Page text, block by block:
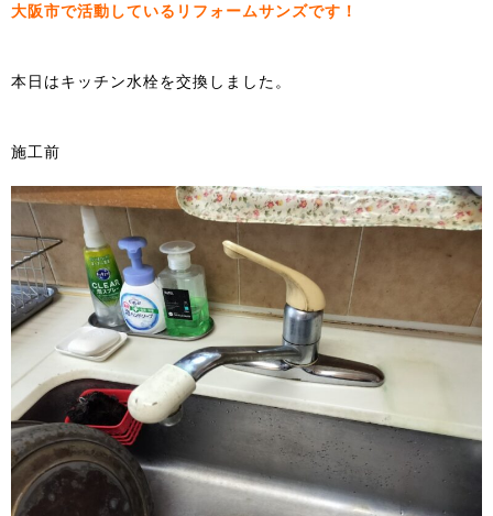
大阪市で活動しているリフォームサンズです！
本日はキッチン水栓を交換しました。
施工前